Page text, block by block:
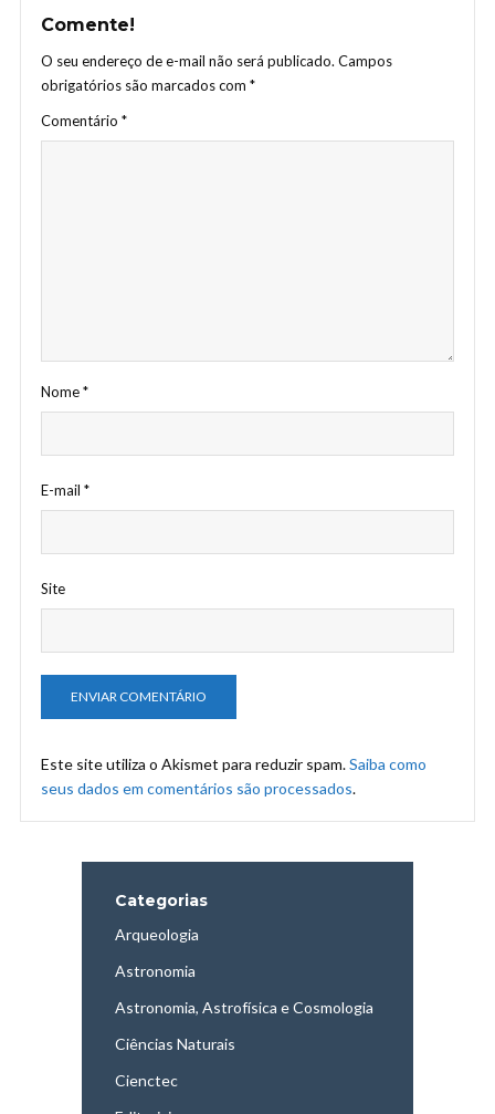
Comente!
O seu endereço de e-mail não será publicado. Campos
obrigatórios são marcados com *
Comentário *
Nome*
E-mail *
Site
Este site utiliza o Akismet para reduzir spam.Saiba como
seus dados em comentários são processados.
Categorias
Arqueologia
Astronomia
Astronomia, Astrofísica e Cosmologia
Ciências Naturais
Cienctec